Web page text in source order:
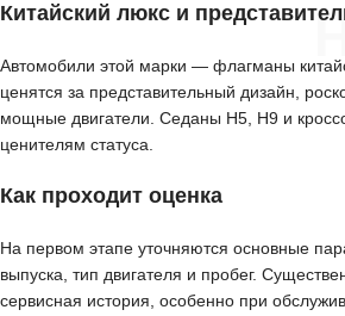
Китайский люкс и
Автомобили этой марки — флагманы
ценятся за представительный дизайн,
мощные двигатели. Седаны H5, H9 и
ценителям статуса.
Как проходит оценка
На первом этапе уточняются основные
выпуска, тип двигателя и пробег.
сервисная история, особенно при